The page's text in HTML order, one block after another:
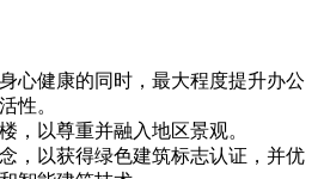
心健康的同时，最大程度提升办公
性。
，以尊重并融入地区景观。
，以获得绿色建筑标志认证，并优